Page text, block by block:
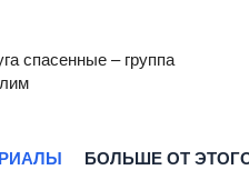
спасенные – группа
БОЛЬШЕ ОТ